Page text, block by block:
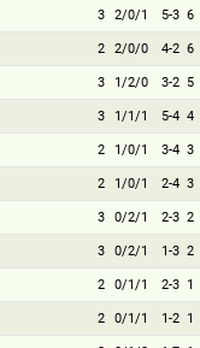
3 2/0/1 5-3 6
2 2/0/0 4-2 6
3 1/2/0 3-2 5
3 1/1/1 5-4 4
2 1/0/1 3-4 3
2 1/0/1 2-4 3
3 0/2/1 2-3 2
3 0/2/1 1-3 2
2 0/1/1 2-3 1
2 0/1/1 1-2 1